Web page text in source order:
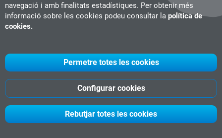
navegació i amb finalitats estadístiques. Per obtenir més
informació sobre les cookies podeu consultar la política de
cookies.
Rebutjar totes les cookies
Configurar cookies
Permetre totes les cookies